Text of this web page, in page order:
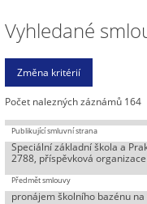
Vyhledané
Počet nalezných záznámů 164
Speciální základní škola a
2788, příspěvková organizace
pronájem školního bazénu